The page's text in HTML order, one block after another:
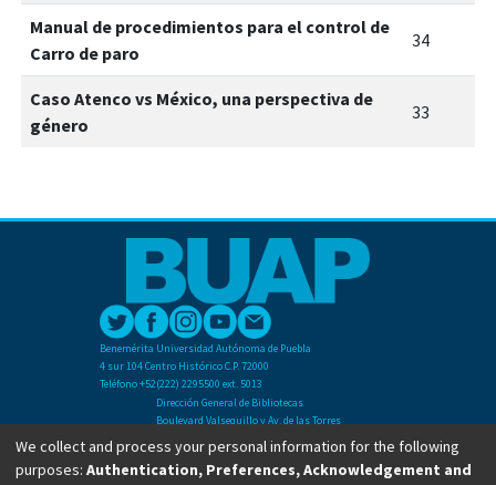
Manual de procedimientos para el control de
Carro de paro
34
Caso Atenco vs México, una perspectiva de
género
33
Benemérita Universidad Autónoma de Puebla
4 sur 104 Centro Histórico C.P. 72000
Teléfono +52(222) 2295500 ext. 5013
Dirección General de Bibliotecas
Boulevard Valsequillo y Av. de las Torres
Ciudad Universitaria. Col. San Manuel
C.P. 72570
Teléfono +52 (222) 2295500 Ext 2901
We collect and process your personal information for the following
purposes: Authentication, Preferences, Acknowledgement and